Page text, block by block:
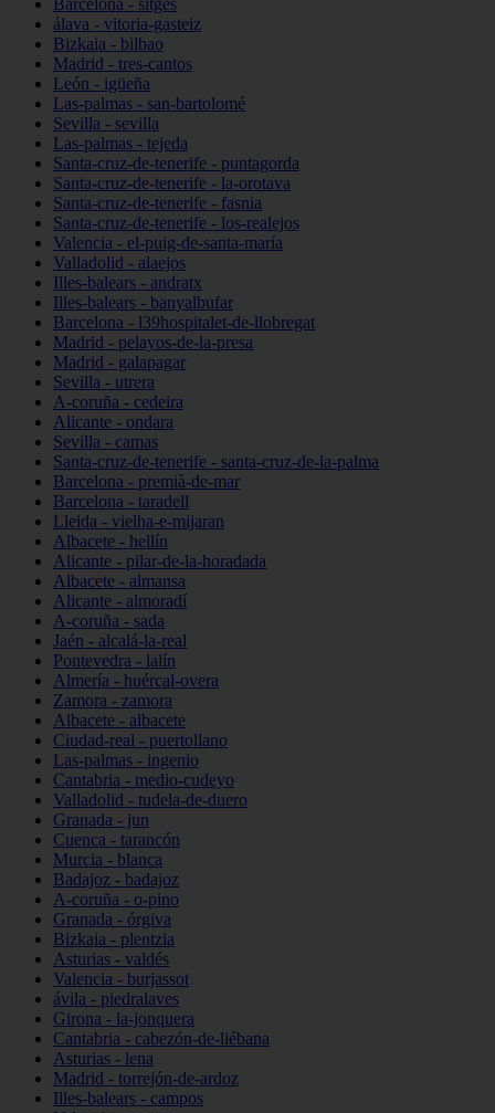
Barcelona - sitges
álava - vitoria-gasteiz
Bizkaia - bilbao
Madrid - tres-cantos
León - igüeña
Las-palmas - san-bartolomé
Sevilla - sevilla
Las-palmas - tejeda
Santa-cruz-de-tenerife - puntagorda
Santa-cruz-de-tenerife - la-orotava
Santa-cruz-de-tenerife - fasnia
Santa-cruz-de-tenerife - los-realejos
Valencia - el-puig-de-santa-maría
Valladolid - alaejos
Illes-balears - andratx
Illes-balears - banyalbufar
Barcelona - l39hospitalet-de-llobregat
Madrid - pelayos-de-la-presa
Madrid - galapagar
Sevilla - utrera
A-coruña - cedeira
Alicante - ondara
Sevilla - camas
Santa-cruz-de-tenerife - santa-cruz-de-la-palma
Barcelona - premià-de-mar
Barcelona - taradell
Lleida - vielha-e-mijaran
Albacete - hellín
Alicante - pilar-de-la-horadada
Albacete - almansa
Alicante - almoradí
A-coruña - sada
Jaén - alcalá-la-real
Pontevedra - lalín
Almería - huércal-overa
Zamora - zamora
Albacete - albacete
Ciudad-real - puertollano
Las-palmas - ingenio
Cantabria - medio-cudeyo
Valladolid - tudela-de-duero
Granada - jun
Cuenca - tarancón
Murcia - blanca
Badajoz - badajoz
A-coruña - o-pino
Granada - órgiva
Bizkaia - plentzia
Asturias - valdés
Valencia - burjassot
ávila - piedralaves
Girona - la-jonquera
Cantabria - cabezón-de-liébana
Asturias - lena
Madrid - torrejón-de-ardoz
Illes-balears - campos